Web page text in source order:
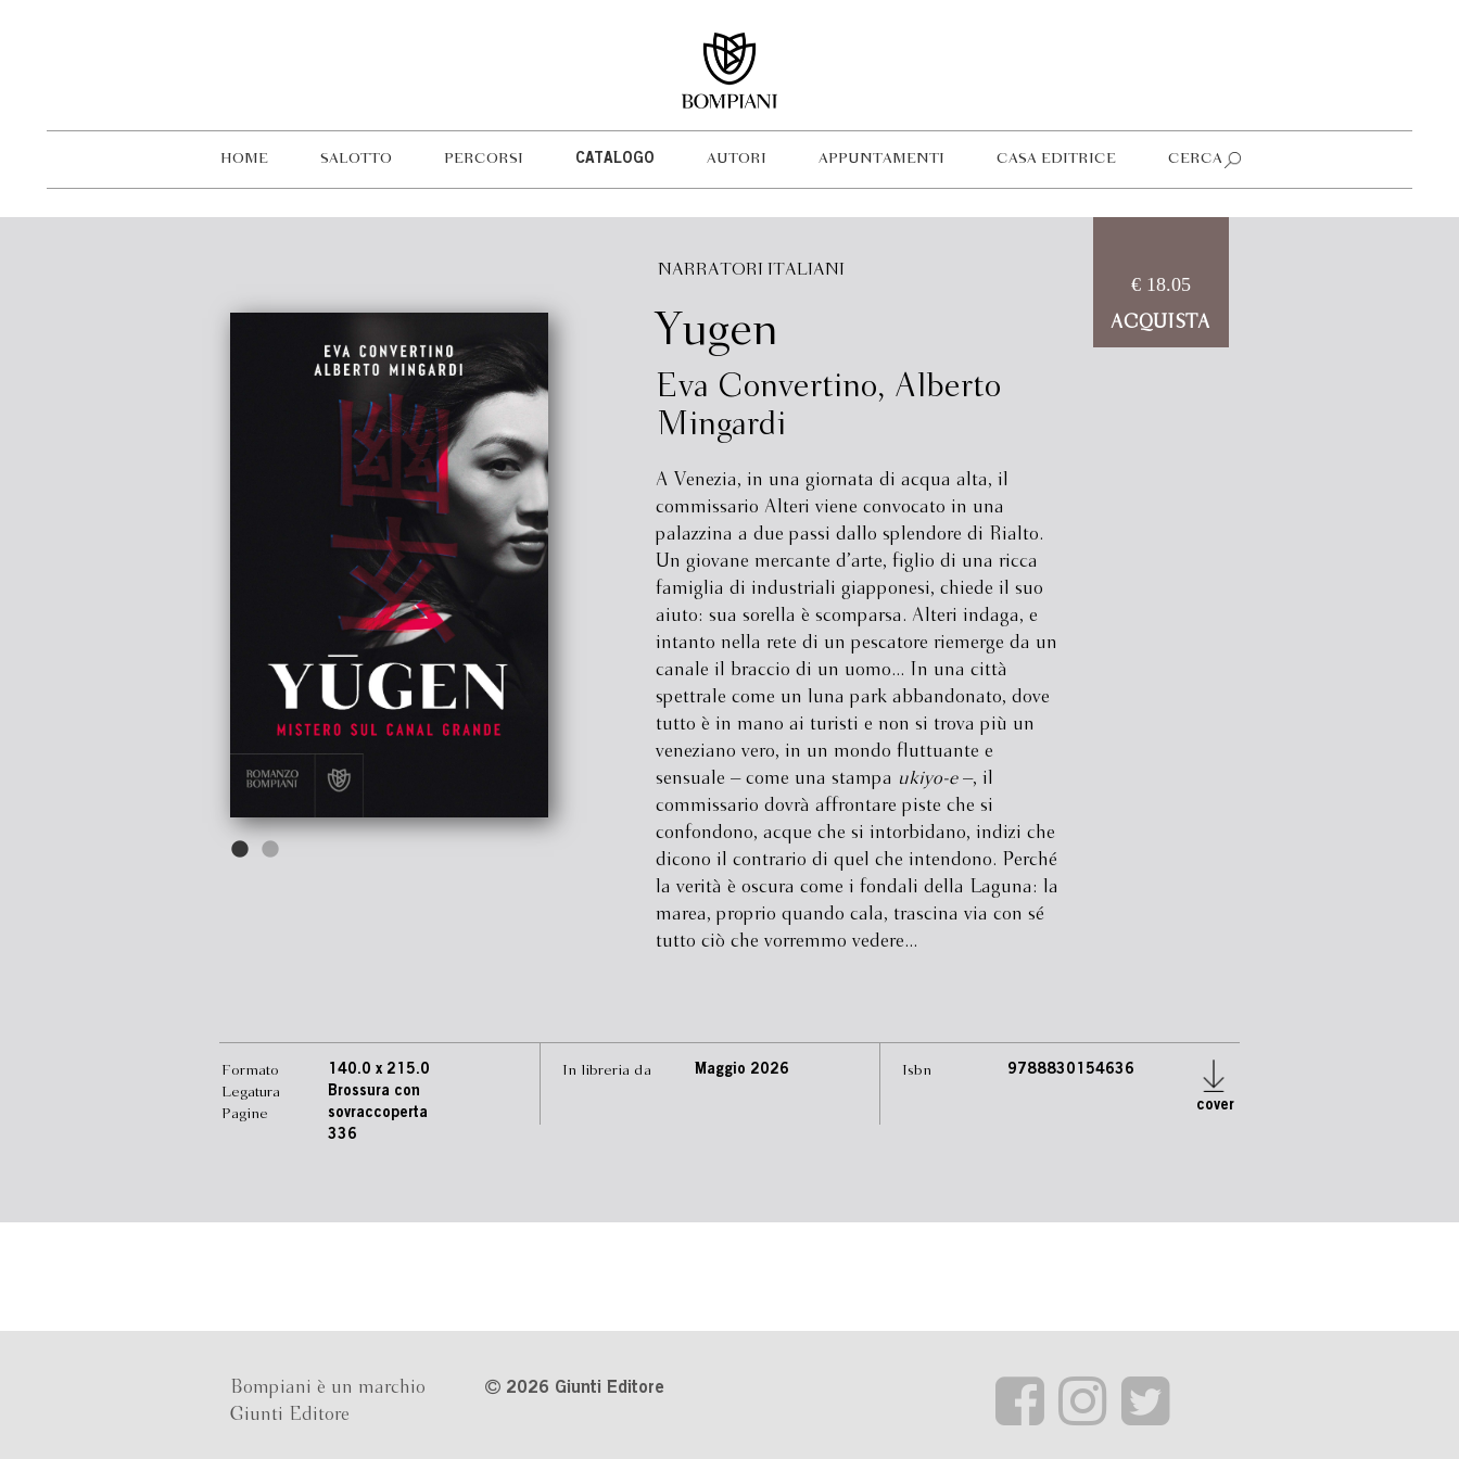
HOME SALOTTO PERCORSI CATALOGO AUTORI APPUNTAMENTI CASA EDITRICE CERCA
NARRATORI ITALIANI
Yugen
Eva Convertino, Alberto
Mingardi
A Venezia, in una giornata di acqua alta, il
commissario Alteri viene convocato in una
palazzina a due passi dallo splendore di Rialto.
Un giovane mercante d’arte, figlio di una ricca
famiglia di industriali giapponesi, chiede il suo
aiuto: sua sorella è scomparsa. Alteri indaga, e
intanto nella rete di un pescatore riemerge da un
canale il braccio di un uomo... In una città
spettrale come un luna park abbandonato, dove
tutto è in mano ai turisti e non si trova più un
veneziano vero, in un mondo fluttuante e
sensuale – come una stampa ukiyo-e–, il
commissario dovrà affrontare piste che si
confondono, acque che si intorbidano, indizi che
dicono il contrario di quel che intendono. Perché
la verità è oscura come i fondali della Laguna: la
marea, proprio quando cala, trascina via con sé
tutto ciò che vorremmo vedere...
€ 18.05
ACQUISTA
Formato
Legatura
Pagine
140.0 x 215.0
Brossura con
sovraccoperta
336
In libreria da Maggio 2026 Isbn 9788830154636
cover
Bompiani è un marchio
Giunti Editore
2026 Giunti Editore